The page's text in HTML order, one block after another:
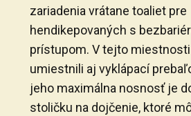
zariadenia vrátane toaliet pre
hendikepovaných s
prístupom. V tejto
umiestnili aj vyklápací
jeho maximálna nosnosť je
stoličku na dojčenie, ktoré